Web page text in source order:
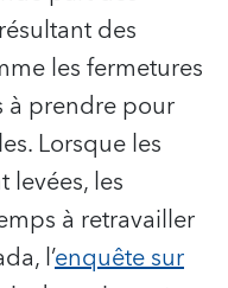
des
les fermetures
à prendre pour
Lorsque les
levées, les
à retravailler
l’enquête sur